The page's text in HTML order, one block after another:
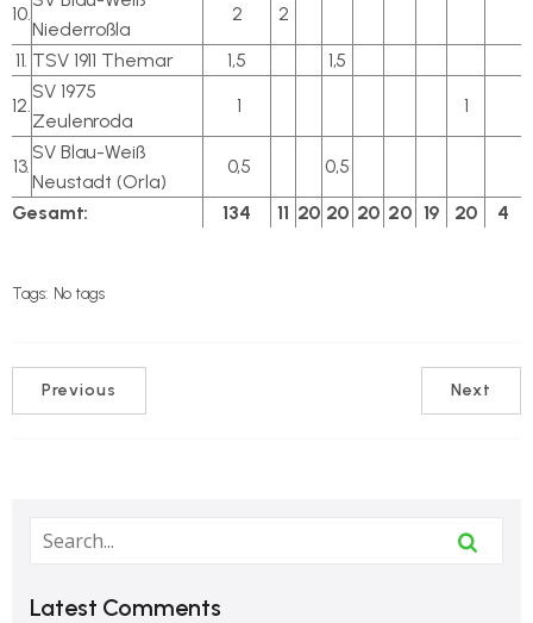
10.
Niederroßla
2 2
11. TSV 1911 Themar 1,5
1,5
12.
SV 1975
Zeulenroda
1 1
13.
SV Blau-Weiß
Neustadt (Orla)
0,5 0,5
Gesamt: 134 11 20 20 20 20 19 20 4
Tags: No tags
Previous Next
Latest Comments